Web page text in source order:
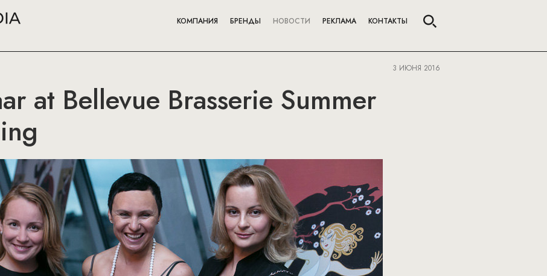
КОМПАНИЯ БРЕНДЫ НОВОСТИ РЕКЛАМА КОНТАКТЫ
3 ИЮНЯ 2016
at Bellevue Brasserie Summer